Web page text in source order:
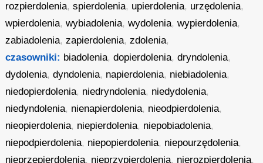
rozpierdolenia,spierdolenia, upierdolenia, urzędolenia,
wpierdolenia,wybiadolenia,wydolenia,wypierdolenia,
zabiadolenia,zapierdolenia,zdolenia,
czasowniki: biadolenia,dopierdolenia,dryndolenia,
dydolenia,dyndolenia, napierdolenia, niebiadolenia,
niedopierdolenia, niedryndolenia, niedydolenia,
niedyndolenia, nienapierdolenia, nieodpierdolenia,
nieopierdolenia, niepierdolenia, niepobiadolenia,
niepodpierdolenia, niepopierdolenia, niepourzędolenia,
nieprzepierdolenia, nieprzypierdolenia, nierozpierdolenia,